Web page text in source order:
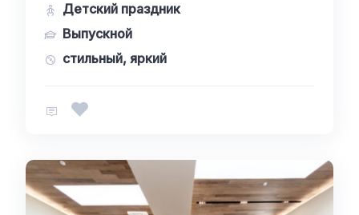
Детский праздник
Выпускной
стильный, яркий